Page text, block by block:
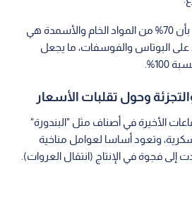
ورغم ذلك، طمأن العوران بأن 70% من المواد الخام والأسمدة هي
على البوتاس والفوسفات، ما يجعل
وحول تقلبات الأسعار
الأخيرة في أصناف مثل "البندورة"
وتعود أساسا لعوامل مناخية
إلى فجوة في الإنتاج (انتقال العروات).